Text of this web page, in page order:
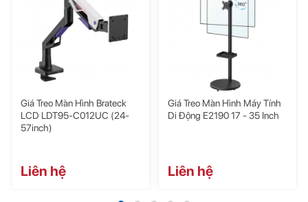
hợp với nhu cầu duyệt tài liệu của những khách hàng văn phòng.
Giá Treo Màn Hình Brateck
LCD LDT95-C012UC (24-
57inch)
Liên hệ
Giá Treo Màn Hình Máy Tính
Di Động E2190 17 - 35 Inch
Liên hệ